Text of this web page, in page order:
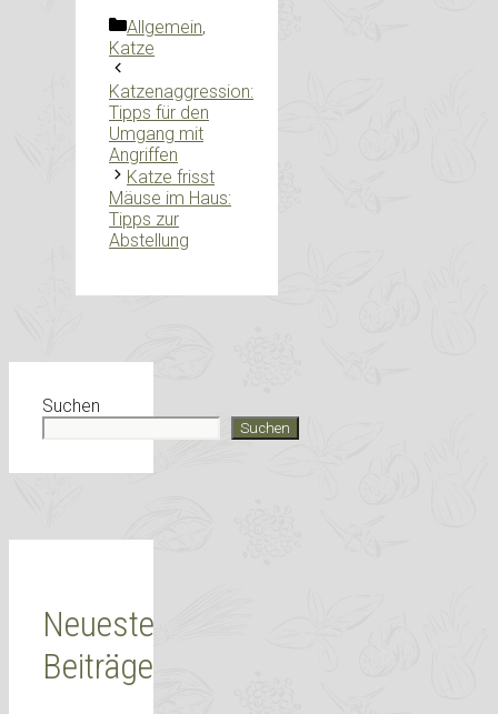
Kategorien
Allgemein,
Katze
Katzenaggression:
Tipps für den
Umgang mit
Angriffen
Katze frisst
Mäuse im Haus:
Tipps zur
Abstellung
Suchen
Suchen
Neueste
Beiträge